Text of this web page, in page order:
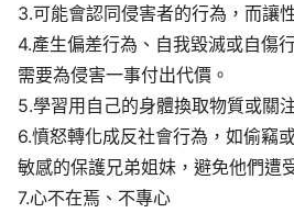
3.可能會認同侵害者的行為，而讓
4.產生偏差行為、自我毀滅或自傷
需要為侵害一事付出代價。
5.學習用自己的身體換取物質或關
6.憤怒轉化成反社會行為，如偷竊
敏感的保護兄弟姐妹，避免他們遭
7.心不在焉、不專心